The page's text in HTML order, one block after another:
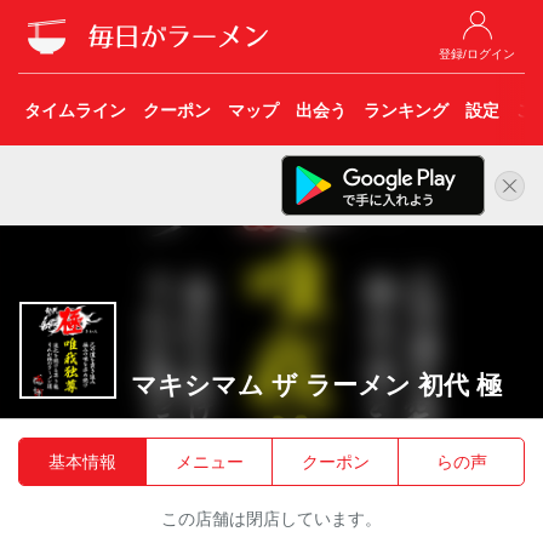
登録/ログイン
タイムライン クーポン マップ 出会う ランキング 設定 こ
マキシマム ザ ラーメン 初代 極
基本情報 メニュー クーポン らの声
この店舗は閉店しています。